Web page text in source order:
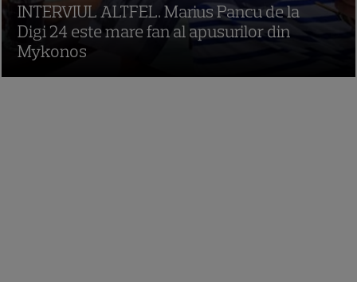
INTERVIUL ALTFEL. Marius Pancu de la
Digi 24 este mare fan al apusurilor din
Mykonos